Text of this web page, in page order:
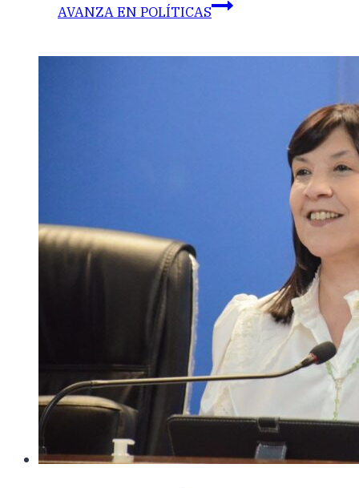
AVANZA EN POLÍTICAS